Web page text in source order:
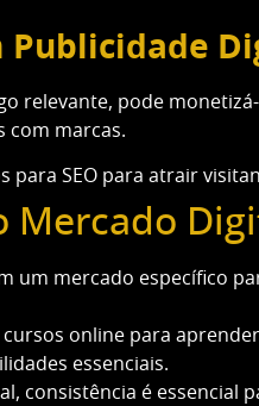
Publicidade
relevante, pode
com marcas.
para SEO para atrair
Mercado
um mercado específico
online para
essenciais.
consistência é essencial